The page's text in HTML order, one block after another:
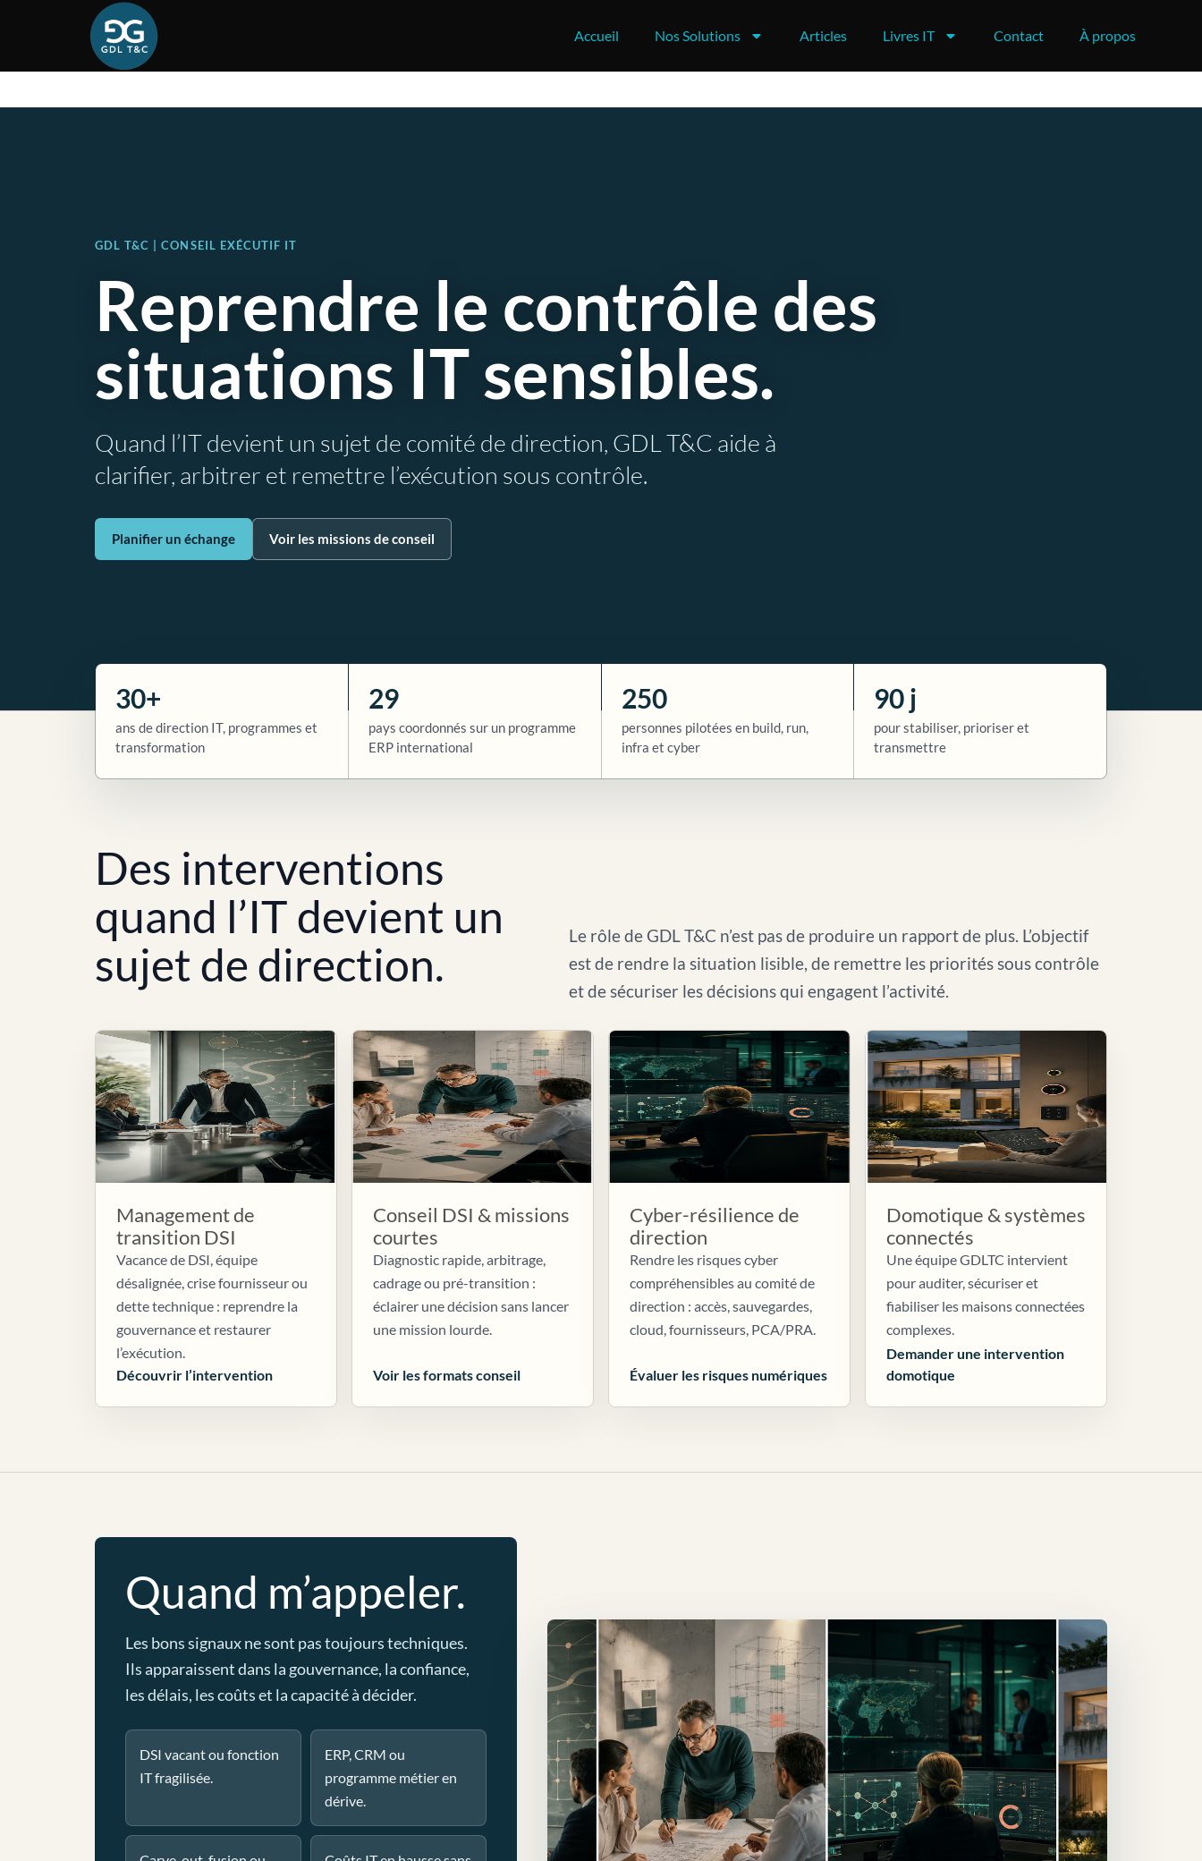
Accueil Nos Solutions Articles Livres IT Contact À propos
GDL T&C | CONSEIL EXÉCUTIF IT
Reprendre le contrôle des
situations IT sensibles.
Quand l’IT devient un sujet de comité de direction, GDL T&C aide à
clarifier, arbitrer et remettre l’exécution sous contrôle.
Planifier un échange Voir les missions de conseil
30+
ans de direction IT, programmes et
transformation
29
pays coordonnés sur un programme
ERP international
250
personnes pilotées en build, run,
infra et cyber
90 j
pour stabiliser, prioriser et
transmettre
Des interventions
quand l’IT devient un
sujet de direction.
Le rôle de GDL T&C n’est pas de produire un rapport de plus. L’objectif
est de rendre la situation lisible, de remettre les priorités sous contrôle
et de sécuriser les décisions qui engagent l’activité.
Management de
transition DSI
Vacance de DSI, équipe
désalignée, crise fournisseur ou
dette technique : reprendre la
gouvernance et restaurer
l’exécution.
Découvrir l’intervention
Conseil DSI & missions
courtes
Diagnostic rapide, arbitrage,
cadrage ou pré-transition :
éclairer une décision sans lancer
une mission lourde.
Voir les formats conseil
Cyber-résilience de
direction
Rendre les risques cyber
compréhensibles au comité de
direction : accès, sauvegardes,
cloud, fournisseurs, PCA/PRA.
Évaluer les risques numériques
Domotique & systèmes
connectés
Une équipe GDLTC intervient
pour auditer, sécuriser et
fiabiliser les maisons connectées
complexes.
Demander une intervention
domotique
Quand m’appeler.
Les bons signaux ne sont pas toujours techniques.
Ils apparaissent dans la gouvernance, la confiance,
les délais, les coûts et la capacité à décider.
DSI vacant ou fonction
IT fragilisée.
ERP, CRM ou
programme métier en
dérive.